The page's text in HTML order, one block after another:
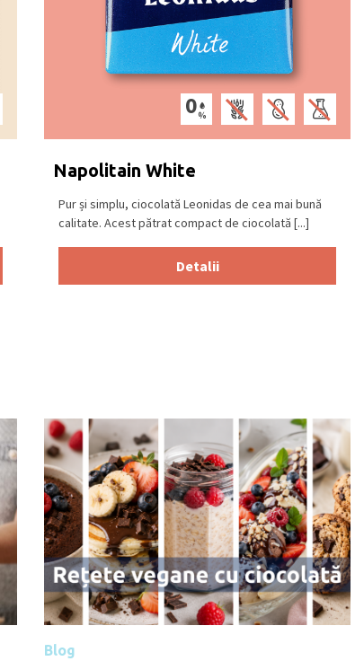
Napolitain White
Pur și simplu, ciocolată Leonidas de cea mai bună
calitate. Acest pătrat compact de ciocolată [...]
Detalii
Blog